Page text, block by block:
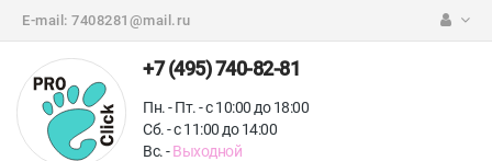
E-mail: 7408281@mail.ru
+7 (495) 740-82-81
Пн. - Пт. - с 10:00 до 18:00
Сб. - с 11:00 до 14:00
Вс. -Выходной